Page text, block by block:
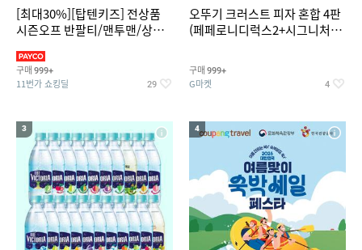
[최대30%][탑텐키즈] 전상품
시즌오프 반팔티/맨투맨/상하
구매 999+
11번가 쇼킹딜 29
오뚜기 크러스트 피자 혼합 4판
(페페로니디럭스2+시그니처익
구매 999+
G마켓 4
3 4